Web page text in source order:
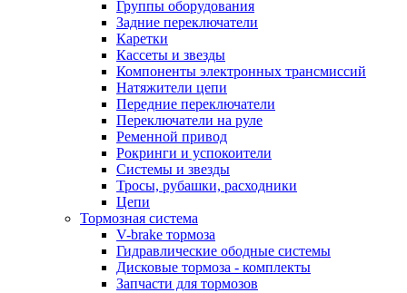
Группы оборудования
Задние переключатели
Каретки
Кассеты и звезды
Компоненты электронных трансмиссий
Натяжители цепи
Передние переключатели
Переключатели на руле
Ременной привод
Рокринги и успокоители
Системы и звезды
Тросы, рубашки, расходники
Цепи
Тормозная система
V-brake тормоза
Гидравлические ободные системы
Дисковые тормоза - комплекты
Запчасти для тормозов